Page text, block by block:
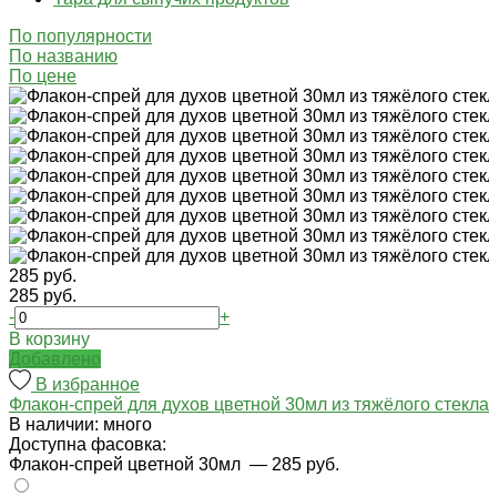
По популярности
По названию
По цене
285 руб.
285 руб.
-
+
В корзину
Добавлено
В избранное
Флакон-спрей для духов цветной 30мл из тяжёлого стекла
В наличии: много
Доступна фасовка:
Флакон-спрей цветной 30мл — 285 руб.